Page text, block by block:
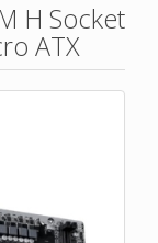
H Socket
ATX